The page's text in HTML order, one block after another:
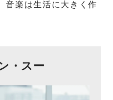
音楽は生活に大きく作
・スー